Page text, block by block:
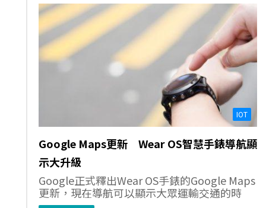
IOT
Google Maps更新 Wear OS智慧手錶導航顯
示大升級
Google正式釋出Wear OS手錶的Google Maps
更新，現在導航可以顯示大眾運輸交通的時